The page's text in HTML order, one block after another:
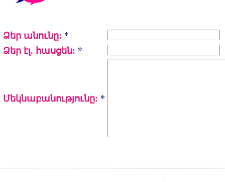
Ձեր անունը: *
Ձեր էլ. հասցեն: *
Մեկնաբանությունը: *